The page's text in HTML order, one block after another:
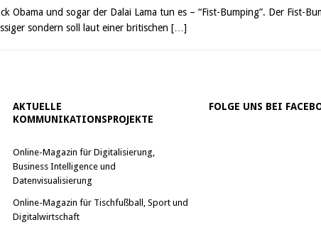
Obama und sogar der Dalai Lama tun es – “Fist-Bumping”. Der Fist-
sondern soll laut einer britischen […]
AKTUELLE
KOMMUNIKATIONSPROJEKTE
Online-Magazin für Digitalisierung,
Business Intelligence und
Datenvisualisierung
Online-Magazin für Tischfußball, Sport und
Digitalwirtschaft
FOLGE UNS BEI